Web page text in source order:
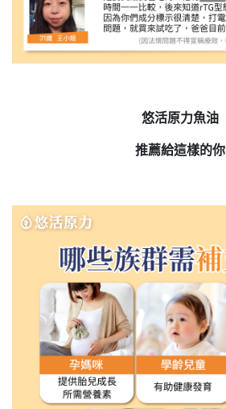
悠活原力魚油
推薦給這樣的你